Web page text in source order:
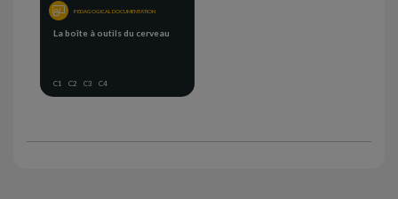
PEDAGOGICAL DOCUMENTATION
La boîte à outils du cerveau
C1 C2 C3 C4